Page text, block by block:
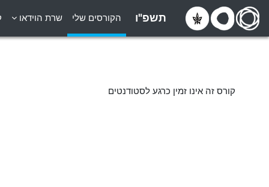
דילוג לתוכן הראשי
תשפ"ו הקורסים שלי שרת הוידאו
קורס זה אינו זמין כרגע לסטודנטים